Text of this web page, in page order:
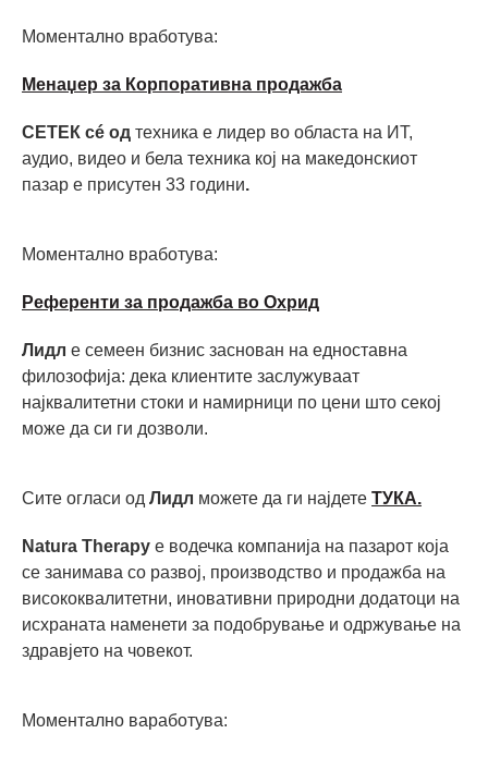
Моментално вработува:
Mенаџер за Корпоративна продажба
СЕТЕК сé од техника е лидер во областа на ИТ,
аудио, видео и бела техника кој на македонскиот
пазар е присутен 33 години.
Моментално вработува:
Референти за продажба во Охрид
Лидл е семеен бизнис заснован на едноставна
филозофија: дека клиентите заслужуваат
најквалитетни стоки и намирници по цени што секој
може да си ги дозволи.
Сите огласи од Лидл можете да ги најдете ТУКА.
Natura Therapy е водечка компанија на пазарот која
се занимава со развој, производство и продажба на
висококвалитетни, иновативни природни додатоци на
исхраната наменети за подобрување и одржување на
здравјето на човекот.
Моментално ваработува: